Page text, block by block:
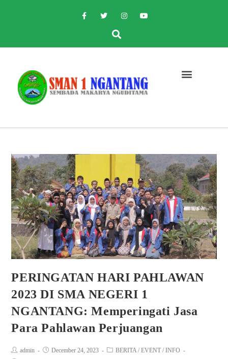
PERINGATAN HARI PAHLAWAN
2023 DI SMA NEGERI 1
NGANTANG: Memperingati Jasa
Para Pahlawan Perjuangan
admin December 24, 2023 BERITA / EVENT / INFO